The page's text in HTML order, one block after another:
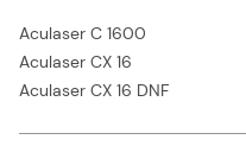
Aculaser C 1600
Aculaser CX 16
Aculaser CX 16 DNF